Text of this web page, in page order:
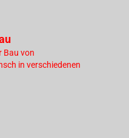
Bau von
in verschiedenen